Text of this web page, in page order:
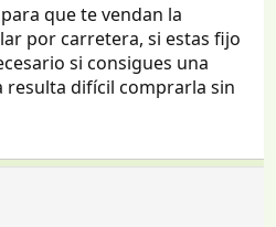
que te vendan la
por carretera, si estas fijo
si consigues una
resulta difícil comprarla sin